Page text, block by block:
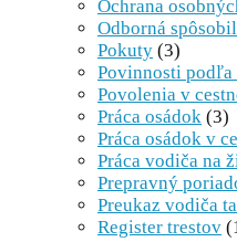
Ochrana
Odborná
Pokuty (3)
Povinnosti podľa
Povolenia v
Práca osádok (3)
Práca osádok v
Práca vodiča na
Prepravný
Preukaz vodiča
Register trestov